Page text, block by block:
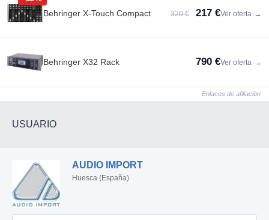
Behringer X-Touch Compact 320 € 217 €Ver oferta →
Behringer X32 Rack 790 €Ver oferta →
Enlaces de afiliación
USUARIO
AUDIO IMPORT
Huesca (España)